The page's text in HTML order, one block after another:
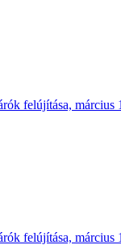
felújítása,
felújítása,